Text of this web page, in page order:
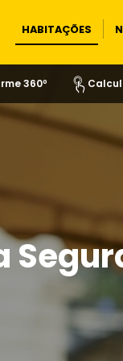
HABITAÇÕES
360º